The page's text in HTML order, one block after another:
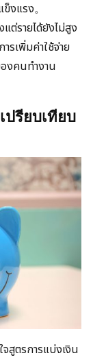
งแรง。
ต่รายได้ยังไม่สูง
เพิ่มค่าใช้จ่าย
งคนทำงาน
ปรียบเทียบ
จสูตรการแบ่งเงิน